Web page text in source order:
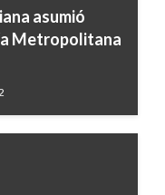
asumió
Metropolitana